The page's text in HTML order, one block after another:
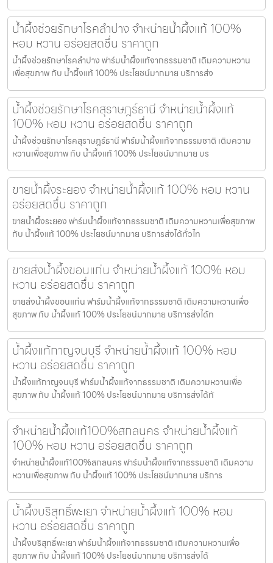
น้ำผึ้งช่วยรักษาโรคลำปาง จำหน่ายน้ำผึ้งแท้ 100%
หอม หวาน อร่อยสดชื่น ราคาถูก
น้ำผึ้งช่วยรักษาโรคลำปาง ฟาร์มน้ำผึ้งแท้จากธรรมชาติ เติมความหวาน
เพื่อสุขภาพ กับ น้ำผึ้งแท้ 100% ประโยชน์มากมาย บริการส่ง
น้ำผึ้งช่วยรักษาโรคสุราษฎร์ธานี จำหน่ายน้ำผึ้งแท้
100% หอม หวาน อร่อยสดชื่น ราคาถูก
น้ำผึ้งช่วยรักษาโรคสุราษฎร์ธานี ฟาร์มน้ำผึ้งแท้จากธรรมชาติ เติมความ
หวานเพื่อสุขภาพ กับ น้ำผึ้งแท้ 100% ประโยชน์มากมาย บร
ขายน้ำผึ้งระยอง จำหน่ายน้ำผึ้งแท้ 100% หอม หวาน
อร่อยสดชื่น ราคาถูก
ขายน้ำผึ้งระยอง ฟาร์มน้ำผึ้งแท้จากธรรมชาติ เติมความหวานเพื่อสุขภาพ
กับ น้ำผึ้งแท้ 100% ประโยชน์มากมาย บริการส่งได้ทั่วไท
ขายส่งน้ำผึ้งขอนแก่น จำหน่ายน้ำผึ้งแท้ 100% หอม
หวาน อร่อยสดชื่น ราคาถูก
ขายส่งน้ำผึ้งขอนแก่น ฟาร์มน้ำผึ้งแท้จากธรรมชาติ เติมความหวานเพื่อ
สุขภาพ กับ น้ำผึ้งแท้ 100% ประโยชน์มากมาย บริการส่งได้ท
น้ำผึ้งแท้กาญจนบุรี จำหน่ายน้ำผึ้งแท้ 100% หอม
หวาน อร่อยสดชื่น ราคาถูก
น้ำผึ้งแท้กาญจนบุรี ฟาร์มน้ำผึ้งแท้จากธรรมชาติ เติมความหวานเพื่อ
สุขภาพ กับ น้ำผึ้งแท้ 100% ประโยชน์มากมาย บริการส่งได้ทั
จำหน่ายน้ำผึ้งแท้100%สกลนคร จำหน่ายน้ำผึ้งแท้
100% หอม หวาน อร่อยสดชื่น ราคาถูก
จำหน่ายน้ำผึ้งแท้100%สกลนคร ฟาร์มน้ำผึ้งแท้จากธรรมชาติ เติมความ
หวานเพื่อสุขภาพ กับ น้ำผึ้งแท้ 100% ประโยชน์มากมาย บริการ
น้ำผึ้งบริสุทธิ์พะเยา จำหน่ายน้ำผึ้งแท้ 100% หอม
หวาน อร่อยสดชื่น ราคาถูก
น้ำผึ้งบริสุทธิ์พะเยา ฟาร์มน้ำผึ้งแท้จากธรรมชาติ เติมความหวานเพื่อ
สุขภาพ กับ น้ำผึ้งแท้ 100% ประโยชน์มากมาย บริการส่งได้